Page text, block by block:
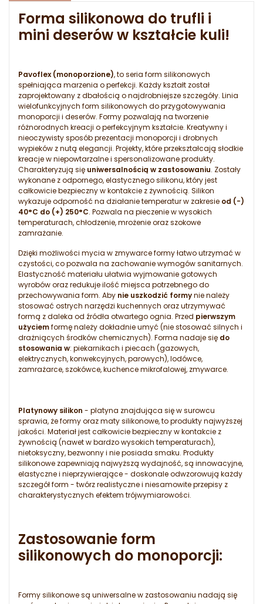
Forma silikonowa do trufli i
mini deserów w kształcie kuli!
Pavoflex (monoporzione), to seria form silikonowych
spełniająca marzenia o perfekcji. Każdy kształt został
zaprojektowany z dbałością o najdrobniejsze szczegóły. Linia
wielofunkcyjnych form silikonowych do przygotowywania
monoporcji i deserów. Formy pozwalają na tworzenie
różnorodnych kreacji o perfekcyjnym kształcie. Kreatywny i
nieoczywisty sposób prezentacji monoporcji i drobnych
wypieków z nutą elegancji. Projekty, które przekształcają słodkie
kreacje w niepowtarzalne i spersonalizowane produkty.
Charakteryzują się uniwersalnością w zastosowaniu. Zostały
wykonane z odpornego, elastycznego silikonu, który jest
całkowicie bezpieczny w kontakcie z żywnością. Silikon
wykazuje odporność na działanie temperatur w zakresie od (-)
40°C do (+) 250°C. Pozwala na pieczenie w wysokich
temperaturach, chłodzenie, mrożenie oraz szokowe
zamrażanie.
Dzięki możliwości mycia w zmywarce formy łatwo utrzymać w
czystości, co pozwala na zachowanie wymogów sanitarnych.
Elastyczność materiału ułatwia wyjmowanie gotowych
wyrobów oraz redukuje ilość miejsca potrzebnego do
przechowywania form. Aby nie uszkodzić formynie należy
stosować ostrych narzędzi kuchennych oraz utrzymywać
formą z daleka od źródła otwartego ognia. Przed pierwszym
użyciemformę należy dokładnie umyć (nie stosować silnych i
drażniących środków chemicznych). Forma nadaje się do
stosowania w: piekarnikach i piecach (gazowych,
elektrycznych, konwekcyjnych, parowych), lodówce,
zamrażarce, szokówce, kuchence mikrofalowej, zmywarce.
Platynowy silikon - platyna znajdująca się w surowcu
sprawia, że formy oraz maty silikonowe, to produkty najwyższej
jakości. Materiał jest całkowicie bezpieczny w kontakcie z
żywnością (nawet w bardzo wysokich temperaturach),
nietoksyczny, bezwonny i nie posiada smaku. Produkty
silikonowe zapewniają najwyższą wydajność, są innowacyjne,
elastyczne i nieprzywierające - doskonale odwzorowują każdy
szczegół form - twórz realistyczne i niesamowite przepisy z
charakterystycznych efektem trójwymiarowości.
Zastosowanie form
silikonowych do monoporcji:
Formy silikonowe są uniwersalne w zastosowaniu nadają się